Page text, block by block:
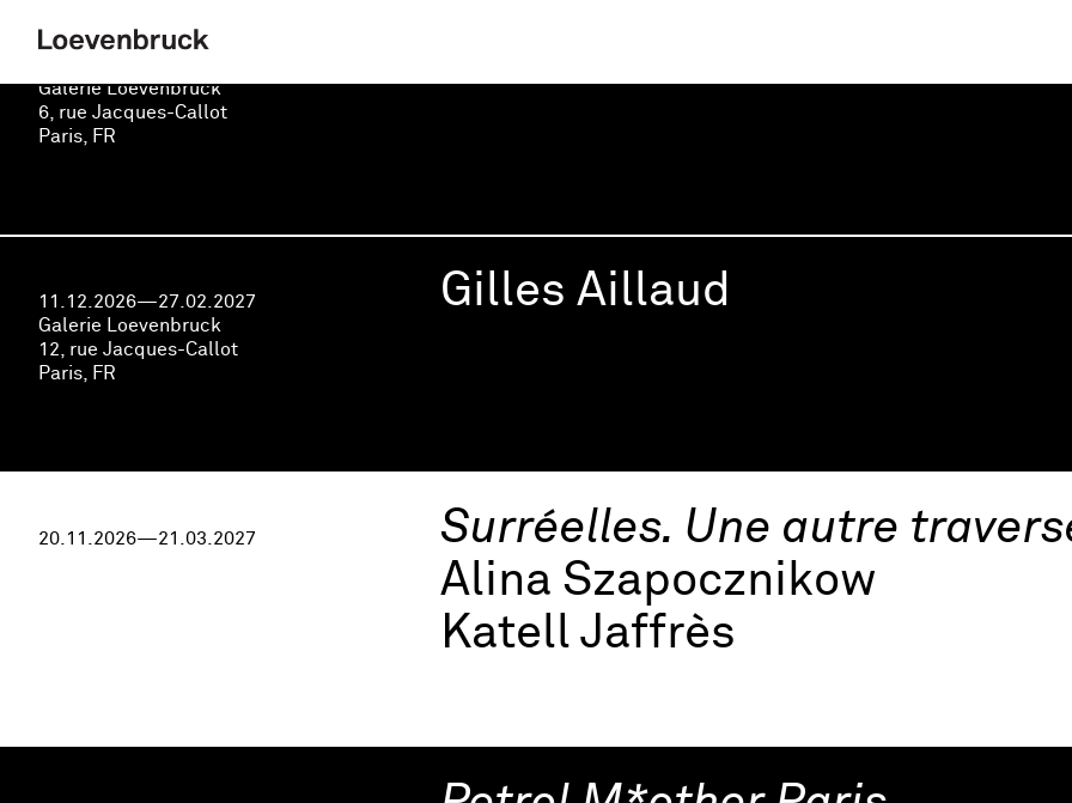
Galerie Loevenbruck
6, rue Jacques-Callot
Paris, FR
Gilles Aillaud
11.12.2026—27.02.2027
Galerie Loevenbruck
12, rue Jacques-Callot
Paris, FR
Surréelles. Une autre
Alina Szapocznikow
Katell Jaffrès
20.11.2026—21.03.2027